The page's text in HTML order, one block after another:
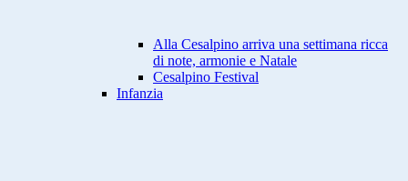
Alla Cesalpino arriva una settimana ricca
di note, armonie e Natale
Cesalpino Festival
Infanzia